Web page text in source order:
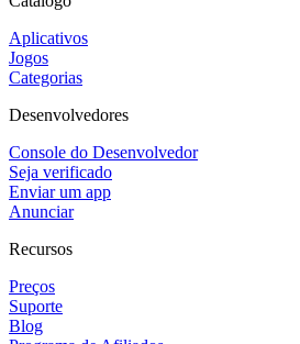
Aplicativos
Jogos
Categorias
Desenvolvedores
Console do Desenvolvedor
Seja verificado
Enviar um app
Anunciar
Recursos
Preços
Suporte
Blog